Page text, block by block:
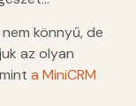
könnyű, de
az olyan
a MiniCRM